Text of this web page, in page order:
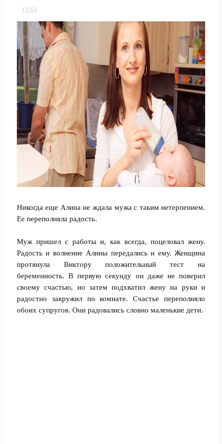
12:50
Никогда еще Алина не ждала мужа с таким нетерпением.
Ее переполняла радость.
Муж пришел с работы и, как всегда, поцеловал жену.
Радость и волнение Алины передались и ему. Женщина
протянула Виктору положительный тест на
беременность. В первую секунду он даже не поверил
своему счастью, но затем подхватил жену на руки и
радостно закружил по комнате. Счастье переполняло
обоих супругов. Они радовались словно маленькие дети.